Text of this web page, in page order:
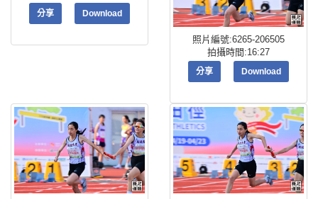
分享 Download
照片編號:6265-206505
拍攝時間:16:27
分享 Download